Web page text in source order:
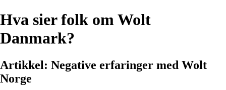
Hva sier folk om Wolt
Danmark?
Artikkel: Negative erfaringer med Wolt
Norge